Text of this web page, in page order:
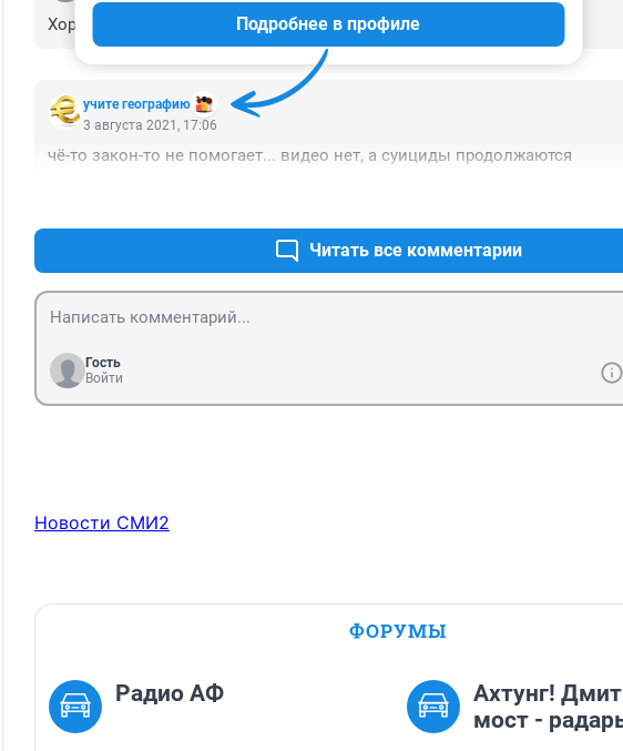
Хорошо,что очевидцев не перестрелял.
учите географию
Подробнее в профиле
3 августа 2021, 17:06
чё-то закон-то не помогает... видео нет, а суициды продолжаются
Читать все комментарии
Гость
Войти
Новости СМИ2
ФОРУМЫ
Радио АФ
Ахтунг!
мост -